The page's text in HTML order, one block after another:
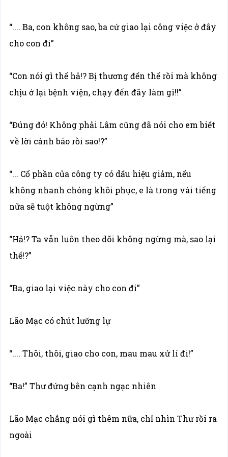
“.... Ba, con không sao, ba cứ giao lại công việc ở đây
cho con đi”
“Con nói gì thế hả!? Bị thương đến thế rồi mà không
chịu ở lại bệnh viện, chạy đến đây làm gì!!”
“Đúng đó! Không phải Lâm cũng đã nói cho em biết
về lời cảnh báo rồi sao!?”
“... Cổ phần của công ty có dấu hiệu giảm, nếu
không nhanh chóng khôi phục, e là trong vài tiếng
nữa sẽ tuột không ngừng”
“Hả!? Ta vẫn luôn theo dõi không ngừng mà, sao lại
thế!?”
“Ba, giao lại việc này cho con đi”
Lão Mạc có chút lưỡng lự
“.... Thôi, thôi, giao cho con, mau mau xử lí đi!”
“Ba!” Thư đứng bên cạnh ngạc nhiên
Lão Mạc chẳng nói gì thêm nữa, chỉ nhìn Thư rồi ra
ngoài